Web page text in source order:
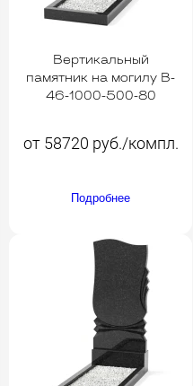
Вертикальный
памятник на могилу B-
46-1000-500-80
от 58720 руб./компл.
Подробнее